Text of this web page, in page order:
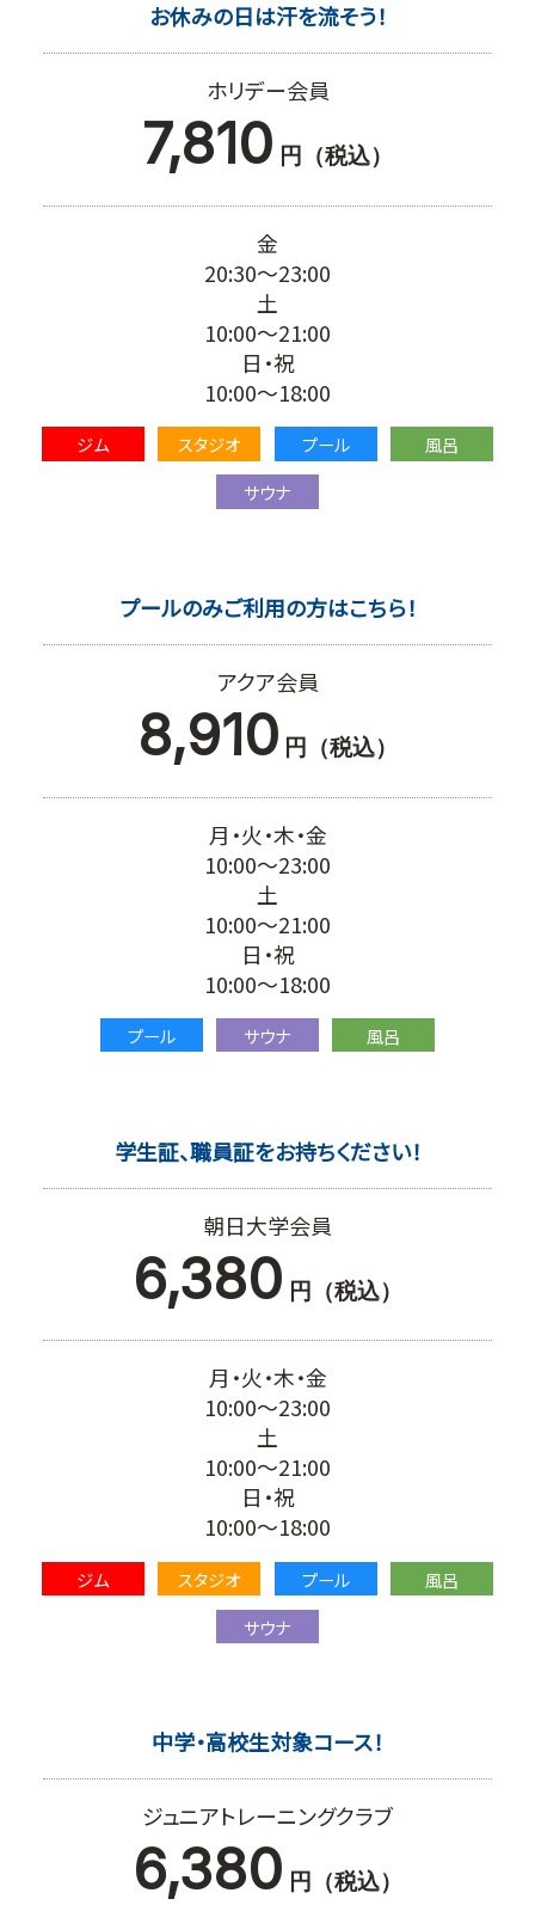
ホリデー会員
お休みの日は汗を流そう！
7,810 円（税込）
金
20:30～23:00
土
10:00～21:00
日・祝
10:00～18:00
ジム スタジオ プール
風呂
サウナ
アクア会員
プールのみご利用の方はこちら！
8,910 円（税込）
月・火・木・金
10:00～23:00
土
10:00～21:00
日・祝
10:00～18:00
プール サウナ 風呂
朝日大学会員
学生証、職員証をお持ちください！
6,380 円（税込）
月・火・木・金
10:00～23:00
土
10:00～21:00
日・祝
10:00～18:00
ジム スタジオ プール
風呂
サウナ
ジュニアトレーニングクラブ
中学・高校生対象コース！
6,380 円（税込）